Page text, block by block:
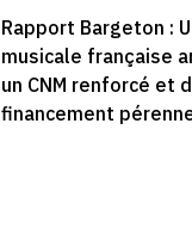
Rapport Bargeton :
musicale française
un CNM renforcé et
financement